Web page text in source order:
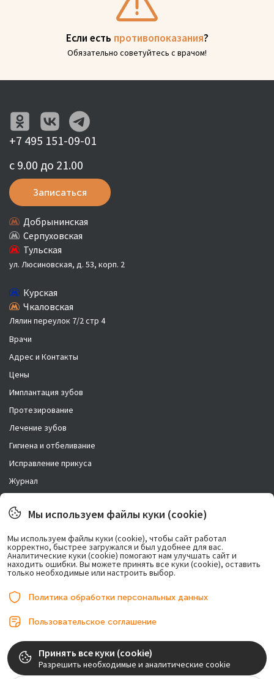
Если есть противопоказания?
Обязательно советуйтесь с врачом!
Врачи
Адрес и Контакты
Цены
Имплантация зубов
Протезирование
Лечение зубов
Гигиена и отбеливание
Исправление прикуса
Журнал
Правовая информация
Возможно лечение в рассрочку.
+7 495 151-09-01
с 9.00 до 21.00
Записаться
Добрынинская
Серпуховская
Тульская
ул. Люсиновская, д. 53, корп. 2
Курская
Чкаловская
Лялин переулок 7/2 стр 4
© 2017-2026, ООО «Центр имплантации». Любое использование либо
копирование материалов или подборки материалов сайта, элементов
дизайна и оформления допускается лишь с разрешения правообладателя и
Мы используем файлы куки (cookie)
Мы используем файлы куки (cookie), чтобы сайт работал
корректно, быстрее загружался и был удобнее для вас.
Аналитические куки (cookie) помогают нам улучшать сайт и
находить ошибки. Вы можете принять все куки (cookie), оставить
только необходимые или настроить выбор.
Политика обработки персональных данных
Пользовательское соглашение
Принять все куки (cookie)
Разрешить необходимые и аналитические cookie